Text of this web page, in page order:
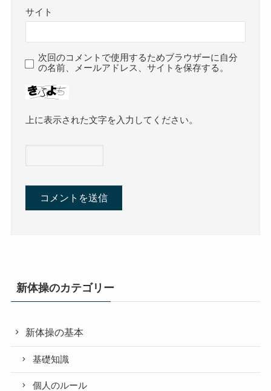
サイト
次回のコメントで使用するためブラウザーに自分
の名前、メールアドレス、サイトを保存する。
上に表示された文字を入力してください。
新体操のカテゴリー
新体操の基本
基礎知識
個人のルール